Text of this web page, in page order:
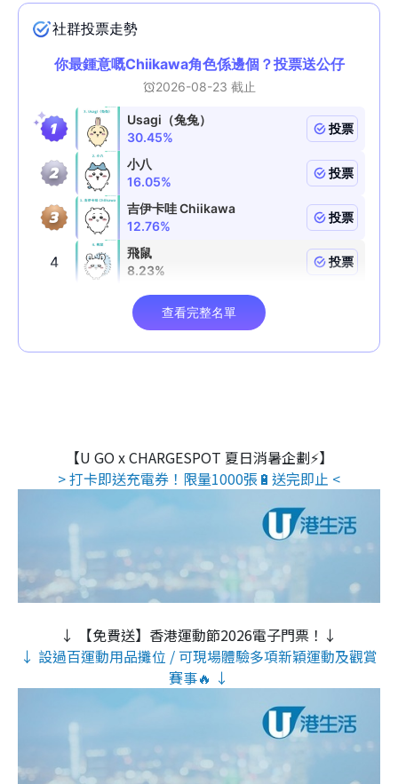
【U GO x CHARGESPOT 夏日消暑企劃⚡】
> 打卡即送充電券！限量1000張🔋送完即止 <
↓ 【免費送】香港運動節2026電子門票！↓
↓ 設過百運動用品攤位 / 可現場體驗多項新穎運動及觀賞
賽事🔥 ↓